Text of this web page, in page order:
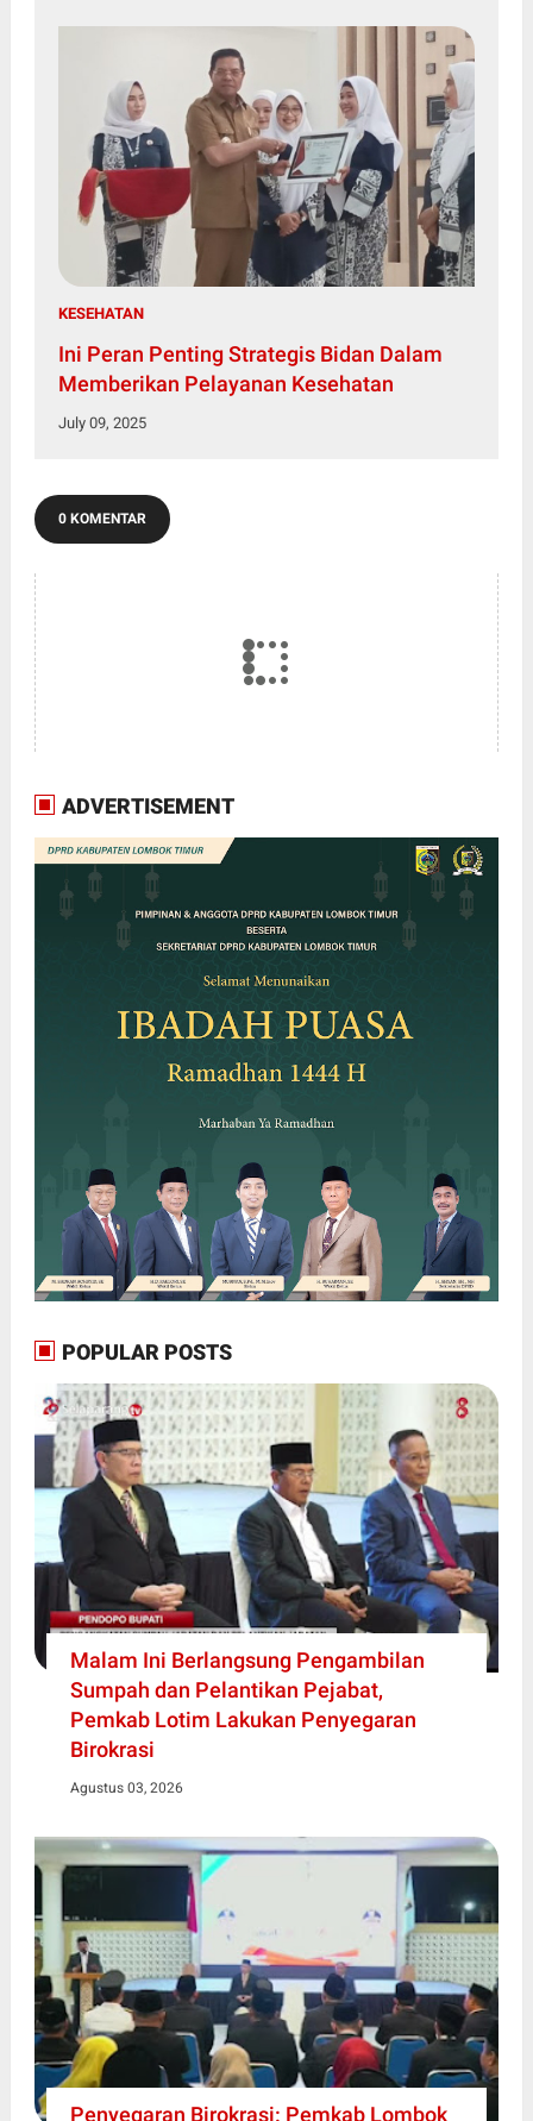
KESEHATAN
Ini Peran Penting Strategis Bidan Dalam
Memberikan Pelayanan Kesehatan
July 09, 2025
0 KOMENTAR
ADVERTISEMENT
POPULAR POSTS
Malam Ini Berlangsung Pengambilan
Sumpah dan Pelantikan Pejabat,
Pemkab Lotim Lakukan Penyegaran
Birokrasi
Agustus 03, 2026
Penyegaran Birokrasi: Pemkab Lombok